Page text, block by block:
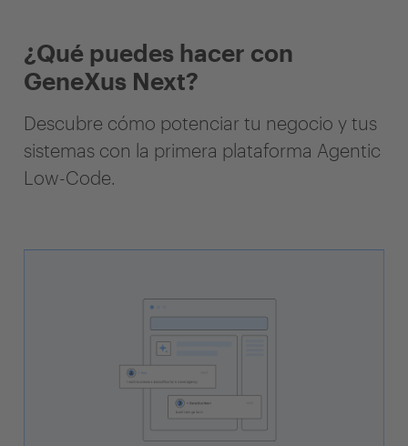
¿Qué puedes hacer con
GeneXus Next?
Descubre cómo potenciar tu negocio y tus
sistemas con la primera plataforma Agentic
Low-Code.